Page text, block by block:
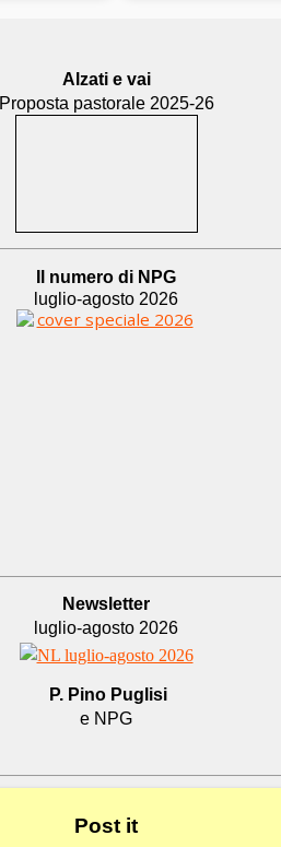
Alzati e vai
Proposta pastorale 2025-26
Il numero di NPG
luglio-agosto 2026
Newsletter
luglio-agosto 2026
P. Pino Puglisi
e NPG
Post it